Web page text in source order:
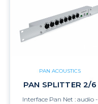
PAN ACOUSTICS
PAN SPLITTER 2/6
Interface Pan Net : audio -